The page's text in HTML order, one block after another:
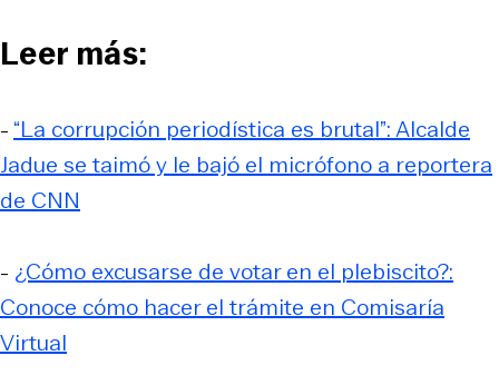
Leer más:
- “La corrupción periodística es brutal”: Alcalde
Jadue se taimó y le bajó el micrófono a reportera
de CNN
- ¿Cómo excusarse de votar en el plebiscito?:
Conoce cómo hacer el trámite en Comisaría
Virtual